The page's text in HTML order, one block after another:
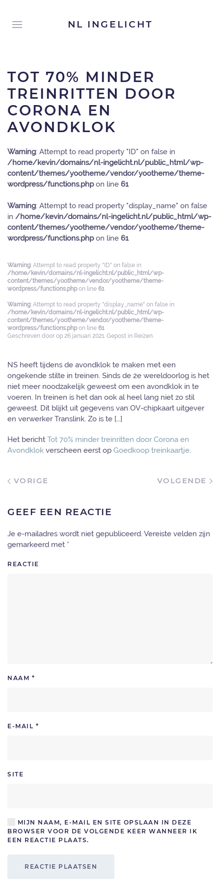
NL INGELICHT
TOT 70% MINDER
TREINRITTEN DOOR
CORONA EN
AVONDKLOK
Warning: Attempt to read property "ID" on false in
/home/kevin/domains/nl-ingelicht.nl/public_html/wp-
content/themes/yootheme/vendor/yootheme/theme-
wordpress/functions.phpon line 61
Warning: Attempt to read property "display_name" on false
in /home/kevin/domains/nl-ingelicht.nl/public_html/wp-
content/themes/yootheme/vendor/yootheme/theme-
wordpress/functions.phpon line 61
Warning: Attempt to read property "ID" on false in
/home/kevin/domains/nl-ingelicht.nl/public_html/wp-
content/themes/yootheme/vendor/yootheme/theme-
wordpress/functions.phpon line 61
Warning: Attempt to read property "display_name" on false in
/home/kevin/domains/nl-ingelicht.nl/public_html/wp-
content/themes/yootheme/vendor/yootheme/theme-
wordpress/functions.phpon line 61
Geschreven door op 26 januari 2021. Gepost in Reizen.
NS heeft tijdens de avondklok te maken met een
ongekende stilte in treinen. Sinds de 2e wereldoorlog is het
niet meer noodzakelijk geweest om een avondklok in te
voeren. In treinen is het dan ook al heel lang niet zo stil
geweest. Dit blijkt uit gegevens van OV-chipkaart uitgever
en verwerker Translink. Zo is te […]
Het bericht Tot 70% minder treinritten door Corona en
Avondklok verscheen eerst op Goedkoop treinkaartje.
VORIGE VOLGENDE
GEEF EEN REACTIE
Je e-mailadres wordt niet gepubliceerd. Vereiste velden zijn
gemarkeerd met *
REACTIE
NAAM *
E-MAIL *
SITE
MIJN NAAM, E-MAIL EN SITE OPSLAAN IN DEZE
BROWSER VOOR DE VOLGENDE KEER WANNEER IK
EEN REACTIE PLAATS.
REACTIE PLAATSEN